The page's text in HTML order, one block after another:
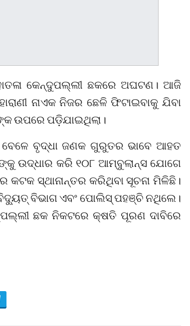
କେନ୍ଦୁପଲ୍ଲୀ ଛକରେ ଅଘଟଣ। ଆଜି
ନାଏକ ନିଜର ଛେଳି ଫିଟାଇବାକୁ ଯିବା
ଉପରେ ପଡ଼ିଯାଇଥିଲା।
ବୃଦ୍ଧା ଜଣକ ଗୁରୁତର ଭାବେ ଆହତ
ଉଦ୍ଧାର କରି ୧୦୮ ଆମ୍ବୁଲାନ୍ସ ଯୋଗେ
ସ୍ଥାନାନ୍ତର କରିଥିବା ସୂଚନା ମିଳିଛି।
ବିଭାଗ ଏବଂ ପୋଲିସ୍ ପହଞ୍ଚି ନଥିଲେ।
ଛକ ନିକଟରେ କ୍ଷତି ପୂରଣ ଦାବିରେ